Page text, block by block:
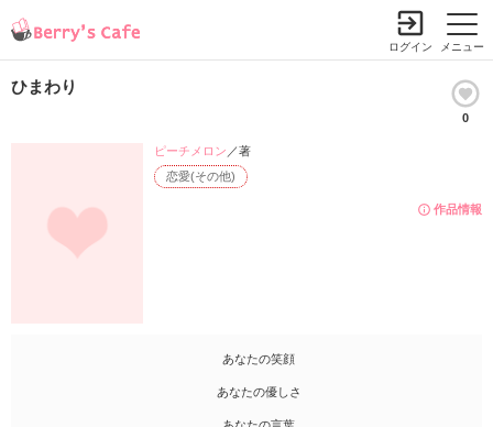
メニュー
ログイン
ひまわり
0
作品情報
恋愛(その他)
ピーチメロン ／著
あなたの笑顔
あなたの優しさ